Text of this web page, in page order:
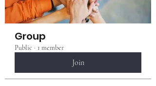
Group
Public · 1 member
Join